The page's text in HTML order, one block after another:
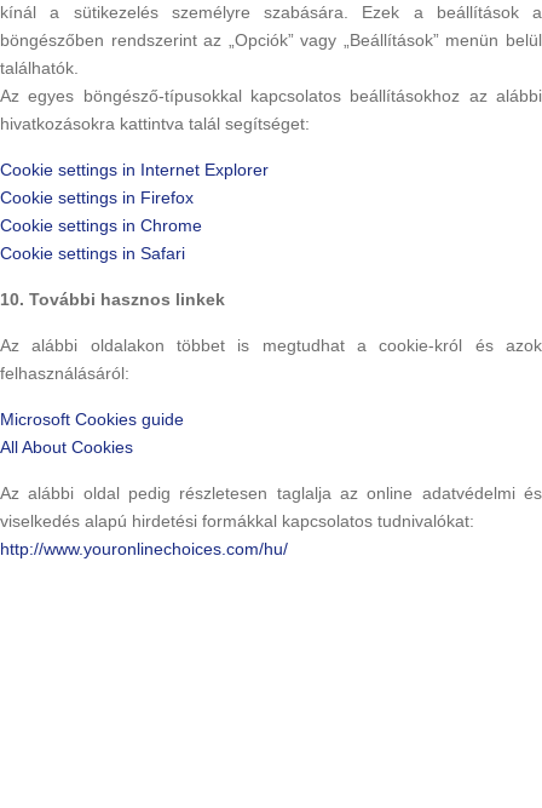
kínál a sütikezelés személyre szabására. Ezek a beállítások a
böngészőben rendszerint az „Opciók” vagy „Beállítások” menün belül
találhatók.
Az egyes böngésző-típusokkal kapcsolatos beállításokhoz az alábbi
hivatkozásokra kattintva talál segítséget:
Cookie settings in Internet Explorer
Cookie settings in Firefox
Cookie settings in Chrome
Cookie settings in Safari
10. További hasznos linkek
Az alábbi oldalakon többet is megtudhat a cookie-król és azok
felhasználásáról:
Microsoft Cookies guide
All About Cookies
Az alábbi oldal pedig részletesen taglalja az online adatvédelmi és
viselkedés alapú hirdetési formákkal kapcsolatos tudnivalókat:
http://www.youronlinechoices.com/hu/